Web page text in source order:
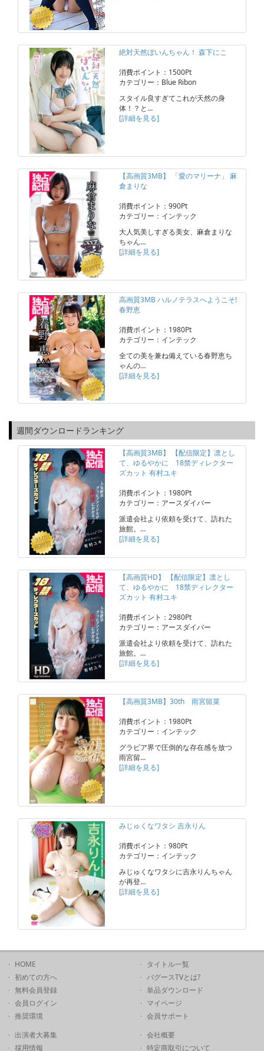
絶対天然ぼいんちゃん！ 森下にこ
消費ポイント：1500Pt
カテゴリー：Blue Ribon
スタイル良すぎてこれが天然の身
体！？と…
[詳細を見る]
【高画質3MB】 「愛のマリーナ」 麻
倉まりな
消費ポイント：990Pt
カテゴリー：インテック
大人気美しすぎる美女、麻倉まりな
ちゃん…
[詳細を見る]
高画質3MB ハルノテラスへようこそ!
春野恵
消費ポイント：1980Pt
カテゴリー：インテック
全ての美を兼ね備えている春野恵ち
ゃんの…
[詳細を見る]
週間ダウンロードランキング
【高画質3MB】 【配信限定】凛とし
て、ゆるやかに 18禁ディレクター
ズカット 有村ユキ
消費ポイント：1980Pt
カテゴリー：アースダイバー
派遣会社より依頼を受けて、訪れた
旅館。…
[詳細を見る]
【高画質HD】 【配信限定】凛とし
て、ゆるやかに 18禁ディレクター
ズカット 有村ユキ
消費ポイント：2980Pt
カテゴリー：アースダイバー
派遣会社より依頼を受けて、訪れた
旅館。…
[詳細を見る]
【高画質3MB】30th 雨宮留菜
消費ポイント：1980Pt
カテゴリー：インテック
グラビア界で圧倒的な存在感を放つ
雨宮留…
[詳細を見る]
みじゅくなワタシ 吉永りん
消費ポイント：980Pt
カテゴリー：インテック
みじゅくなワタシに吉永りんちゃん
が再登…
[詳細を見る]
HOME
初めての方へ
無料会員登録
会員ログイン
推奨環境
タイトル一覧
バグースTVとは?
単品ダウンロード
マイページ
会員サポート
出演者大募集
採用情報
会社概要
特定商取引について